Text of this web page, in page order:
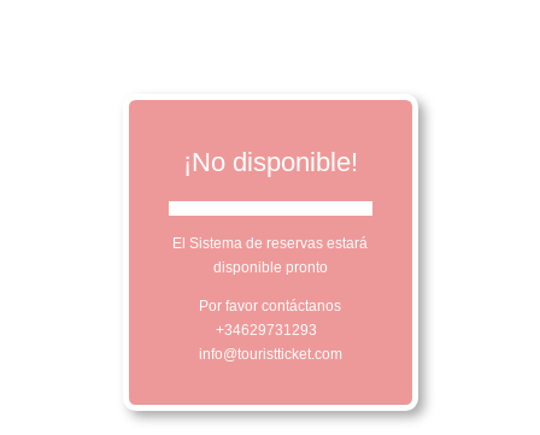
¡No disponible!
El Sistema de reservas estará
disponible pronto
Por favor contáctanos
+34629731293
info@touristticket.com